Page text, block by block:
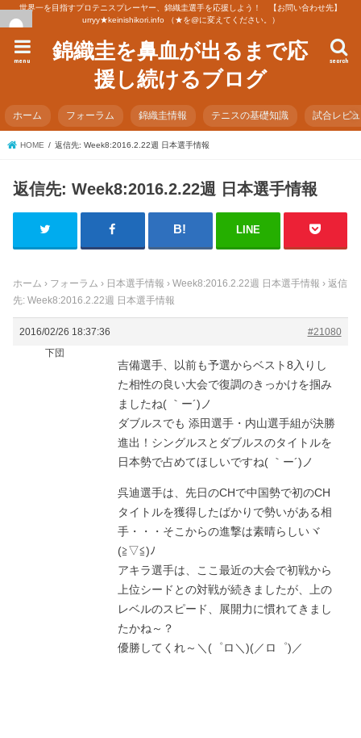
世界一を目指すプロテニスプレーヤー、錦織圭選手を応援しよう！ 【お問い合わせ先】
urryy★keinishikori.info （★を@に変えてください。）
錦織圭を鼻血が出るまで応
援し続けるブログ
search
menu
ホーム フォーラム 錦織圭情報 テニスの基礎知識 試合レビ
HOME 返信先: Week8:2016.2.22週 日本選手情報
返信先: Week8:2016.2.22週 日本選手情報
LINE
ホーム › フォーラム › 日本選手情報 › Week8:2016.2.22週 日本選手情報 › 返信
先: Week8:2016.2.22週 日本選手情報
2016/02/26 18:37:36
#21080
下団
吉備選手、以前も予選からベスト8入りし
た相性の良い大会で復調のきっかけを掴み
ましたね( ｀ー´)ノ
ダブルスでも 添田選手・内山選手組が決勝
進出！シングルスとダブルスのタイトルを
日本勢で占めてほしいですね( ｀ー´)ノ
呉迪選手は、先日のCHで中国勢で初のCH
タイトルを獲得したばかりで勢いがある相
手・・・そこからの進撃は素晴らしいヾ
(≧▽≦)ﾉ
アキラ選手は、ここ最近の大会で初戦から
上位シードとの対戦が続きましたが、上の
レベルのスピード、展開力に慣れてきまし
たかね～？
優勝してくれ～＼(゜ロ＼)(／ロ゜)／